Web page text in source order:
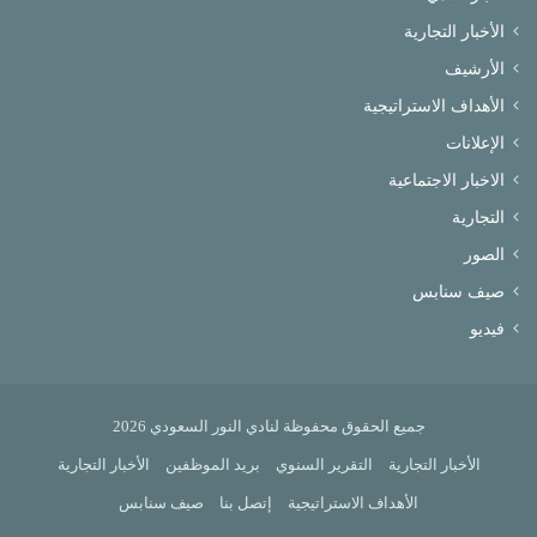
الأخبار التجارية
الأرشيف
الأهداف الاستراتيجية
الإعلانات
الاخبار الاجتماعية
التجارية
الصور
صيف سنابس
فيديو
جميع الحقوق محفوظة لنادي النور السعودي 2026
الأخبار التجارية التقرير السنوي بريد الموظفين الأخبار التجارية
الأهداف الاستراتيجية إتصل بنا صيف سنابس